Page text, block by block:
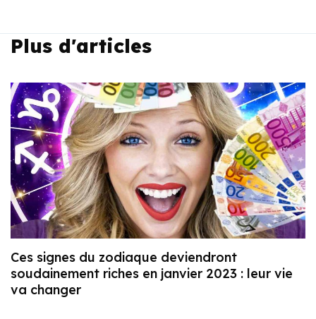
Plus d'articles
Ces signes du zodiaque deviendront
soudainement riches en janvier 2023 : leur vie
va changer